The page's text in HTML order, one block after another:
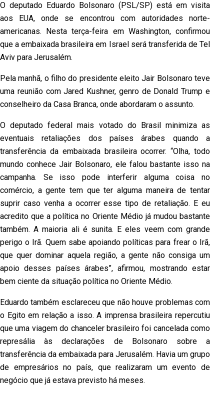
O deputado Eduardo Bolsonaro (PSL/SP) está em visita
aos EUA, onde se encontrou com autoridades norte-
americanas. Nesta terça-feira em Washington, confirmou
que a embaixada brasileira em Israel será transferida de Tel
Aviv para Jerusalém.
Pela manhã, o filho do presidente eleito Jair Bolsonaro teve
uma reunião com Jared Kushner, genro de Donald Trump e
conselheiro da Casa Branca, onde abordaram o assunto.
O deputado federal mais votado do Brasil minimiza as
eventuais retaliações dos países árabes quando a
transferência da embaixada brasileira ocorrer. “Olha, todo
mundo conhece Jair Bolsonaro, ele falou bastante isso na
campanha. Se isso pode interferir alguma coisa no
comércio, a gente tem que ter alguma maneira de tentar
suprir caso venha a ocorrer esse tipo de retaliação. E eu
acredito que a política no Oriente Médio já mudou bastante
também. A maioria ali é sunita. E eles veem com grande
perigo o Irã. Quem sabe apoiando políticas para frear o Irã,
que quer dominar aquela região, a gente não consiga um
apoio desses países árabes”, afirmou, mostrando estar
bem ciente da situação política no Oriente Médio.
Eduardo também esclareceu que não houve problemas com
o Egito em relação a isso. A imprensa brasileira repercutiu
que uma viagem do chanceler brasileiro foi cancelada como
represália às declarações de Bolsonaro sobre a
transferência da embaixada para Jerusalém. Havia um grupo
de empresários no país, que realizaram um evento de
negócio que já estava previsto há meses.